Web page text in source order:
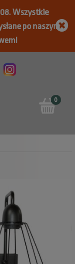
Wszystkie
po naszym